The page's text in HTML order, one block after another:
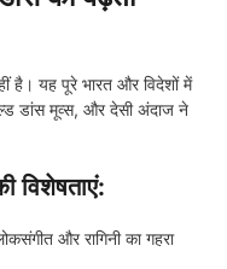
है। यह पूरे भारत और विदेशों में
डांस मूव्स, और देसी अंदाज ने
विशेषताएं:
और रागिनी का गहरा